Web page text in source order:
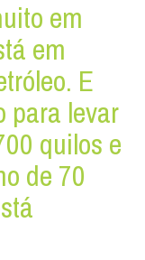
em
em
E
para levar
quilos e
de 70